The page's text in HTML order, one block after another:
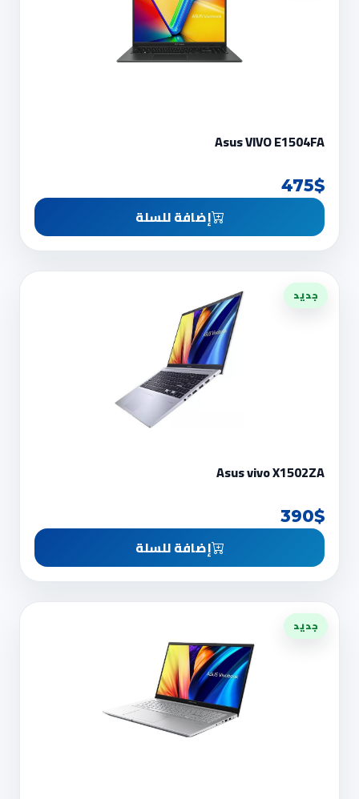
Asus VIVO E1504FA
475$
إضافة للسلة
جديد
Asus vivo X1502ZA
390$
إضافة للسلة
جديد